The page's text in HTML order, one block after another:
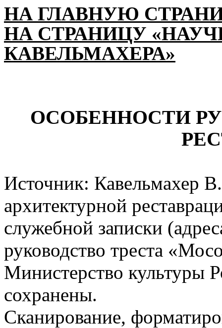
НА ГЛАВНУЮ
НА СТРАНИЦУ
КАВЕЛЬМАХЕРА»
ОСОБЕННОСТИ
Источник: Кавельмахер
архитектурной
служебной записки
руководство треста
Министерство культуры
сохранены.
Сканирование,